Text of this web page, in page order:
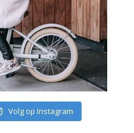
Volg op Instagram